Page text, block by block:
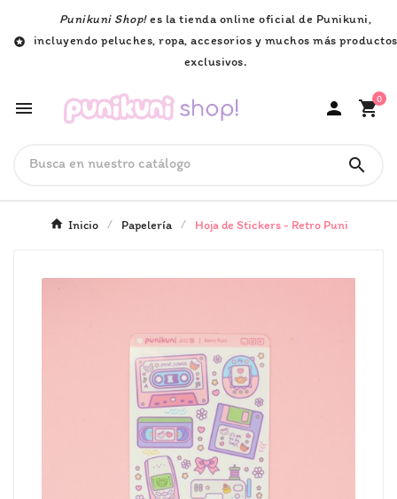

Punikuni Shop!es la tienda online oficial de Punikuni,
incluyendo peluches, ropa, accesorios y muchos más productos
exclusivos.
  0

Inicio Papelería Hoja de Stickers - Retro Puni